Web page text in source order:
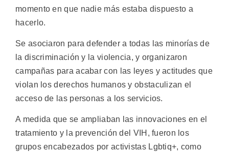
momento en que nadie más estaba dispuesto a
hacerlo.
Se asociaron para defender a todas las minorías de
la discriminación y la violencia, y organizaron
campañas para acabar con las leyes y actitudes que
violan los derechos humanos y obstaculizan el
acceso de las personas a los servicios.
A medida que se ampliaban las innovaciones en el
tratamiento y la prevención del VIH, fueron los
grupos encabezados por activistas Lgbtiq+, como